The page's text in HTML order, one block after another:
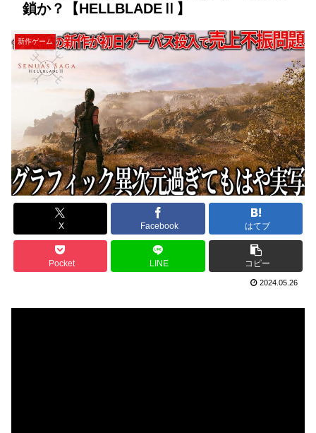
鎖か？【HELLBLADEⅡ】
新作ゲーム
X Facebook はてブ
Pocket LINE コピー
2024.05.26